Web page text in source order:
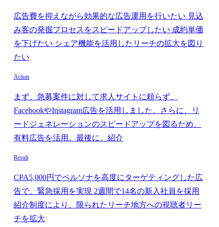
広告費を抑えながら効果的な広告運用を行いたい 見込
み客の発掘プロセスをスピードアップしたい 成約単価
を下げたい シェア機能を活用したリーチの拡大を図り
たい
Action
まず、急募案件に対して求人サイトに頼らず、
FacebookやInstagram広告を活用しました。さらに、リ
ードジェネレーションのスピードアップを図るため、
有料広告を活用。最後に、紹介
Result
CPA5,000円でペルソナを高度にターゲティングした広
告で、緊急採用を実現 2週間で14名の新入社員を採用
紹介制度により、限られたリーチ地方への視聴者リー
チを拡大